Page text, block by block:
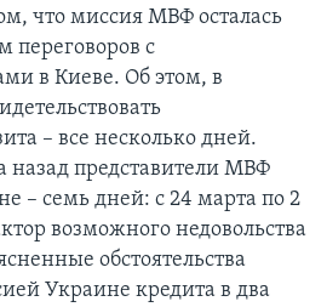
что миссия МВФ осталась
переговоров с
в Киеве. Об этом, в
– все несколько дней.
назад представители МВФ
– семь дней: с 24 марта по 2
возможного недовольства
обстоятельства
Украине кредита в два